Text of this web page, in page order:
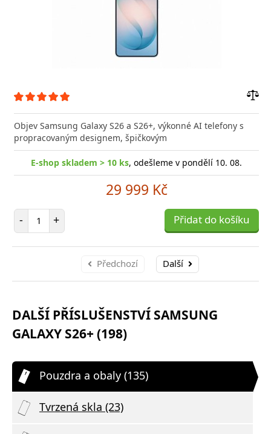
Objev Samsung Galaxy S26 a S26+, výkonné AI telefony s
propracovaným designem, špičkovým
E-shop skladem > 10 ks, odešleme v pondělí 10. 08.
29 999 Kč
- Počet položek
+ Přidat do košíku
Předchozí Další
DALŠÍ PŘÍSLUŠENSTVÍ SAMSUNG
GALAXY S26+ (198)
Pouzdra a obaly (135)
Tvrzená skla (23)